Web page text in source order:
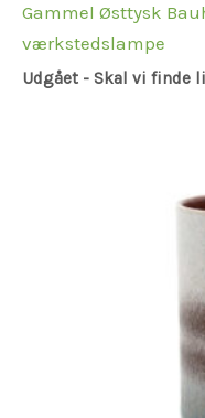
Gammel Østtysk
værkstedslampe
Udgået - Skal vi finde